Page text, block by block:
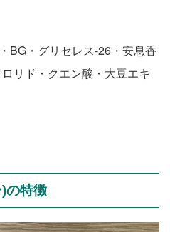
BG・グリセレス-26・安息香
リド・クエン酸・大豆エキ
の特徴